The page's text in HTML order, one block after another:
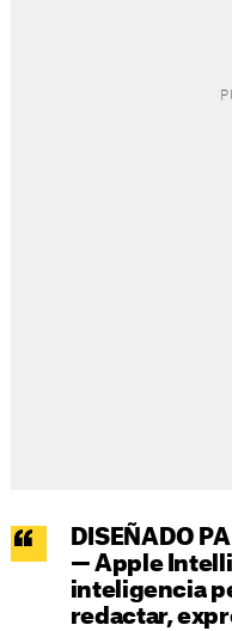
DISEÑADO
— Apple
inteligencia
redactar,